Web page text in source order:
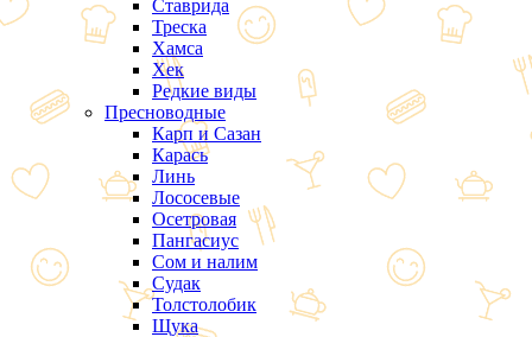
Ставрида
Треска
Хамса
Хек
Редкие виды
Пресноводные
Карп и Сазан
Карась
Линь
Лососевые
Осетровая
Пангасиус
Сом и налим
Судак
Толстолобик
Щука